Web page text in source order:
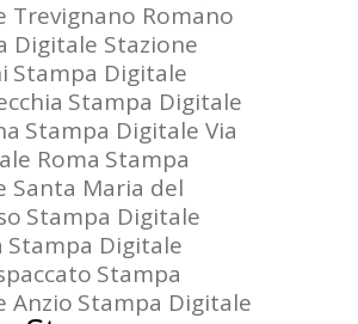
Trevignano Romano
Digitale Stazione
Stampa Digitale
Stampa Digitale
Stampa Digitale Via
Roma Stampa
Santa Maria del
Stampa Digitale
Stampa Digitale
Stampa
Anzio Stampa Digitale